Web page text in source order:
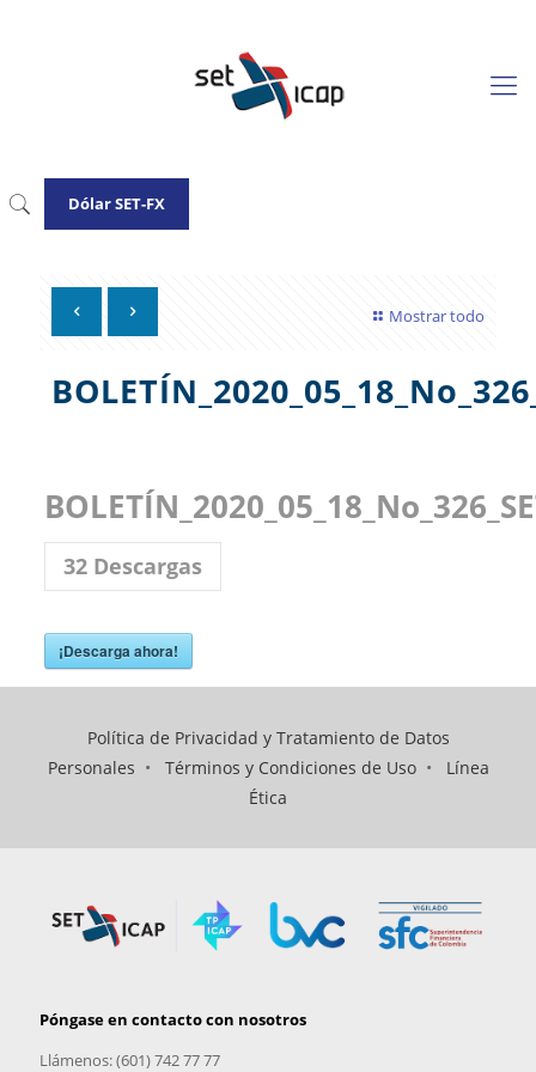
Dólar SET-FX
Mostrar todo
32Descargas
¡Descarga ahora!
Política de Privacidad y Tratamiento de Datos
Personales • Términos y Condiciones de Uso• Línea
Ética
Póngase en contacto con nosotros
Llámenos: (601) 742 77 77